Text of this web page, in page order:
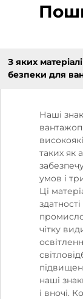
З яких
безпеки для
Наші
таких як
умов і
Ці
чітку
наші
і вночі.